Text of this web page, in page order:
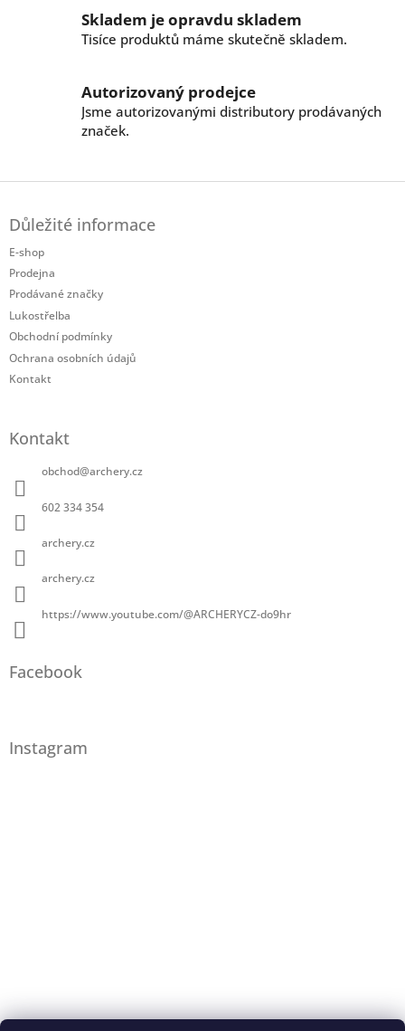
p
i
s
Skladem je opravdu skladem
Tisíce produktů máme skutečně skladem.
Autorizovaný prodejce
Jsme autorizovanými distributory prodávaných
značek.
Z
Důležité informace
E-shop
Prodejna
Prodávané značky
Lukostřelba
Obchodní podmínky
Ochrana osobních údajů
Kontakt
Kontakt
obchod@archery.cz
602 334 354
archery.cz
archery.cz
https://www.youtube.com/@ARCHERYCZ-do9hr
Facebook
Instagram